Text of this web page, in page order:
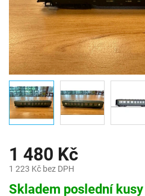
1 480 Kč
1 223 Kč bez DPH
Měrná
cena:
Skladem poslední kusy